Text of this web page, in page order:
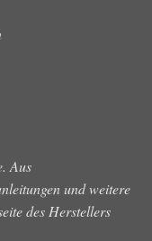
Aus
und weitere
des Herstellers